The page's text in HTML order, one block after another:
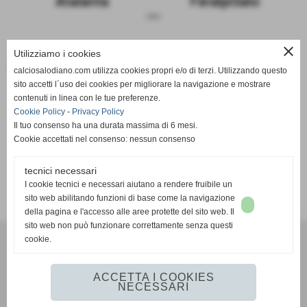
Le due squadre a confronto
Atalanta FeralpiSalo
SCHEDA-CALENDARIO E RISULTATI-CLASSIFICA
Realizzazione siti web www.sitoper.it
close
Utilizziamo i cookies
calciosalodiano.com utilizza cookies propri e/o di terzi. Utilizzando questo
sito accetti l´uso dei cookies per migliorare la navigazione e mostrare
contenuti in linea con le tue preferenze.
Cookie Policy - Privacy Policy
Il tuo consenso ha una durata massima di 6 mesi.
Cookie accettati nel consenso: nessun consenso
tecnici necessari
I cookie tecnici e necessari aiutano a rendere fruibile un
sito web abilitando funzioni di base come la navigazione
della pagina e l'accesso alle aree protette del sito web. Il
sito web non può funzionare correttamente senza questi
cookie.
ACCETTA I COOKIES
NECESSARI